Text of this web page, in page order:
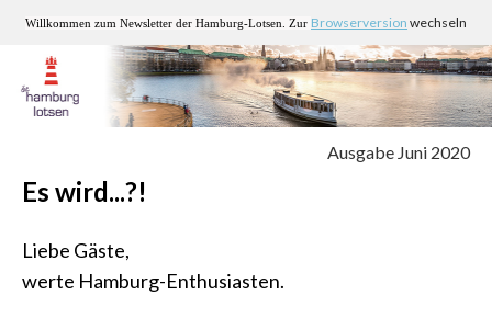
Willkommen zum Newsletter der Hamburg-Lotsen. Zur Browserversion wechseln
Ausgabe Juni 2020
Es wird...?!
Liebe Gäste,
werte Hamburg-Enthusiasten.